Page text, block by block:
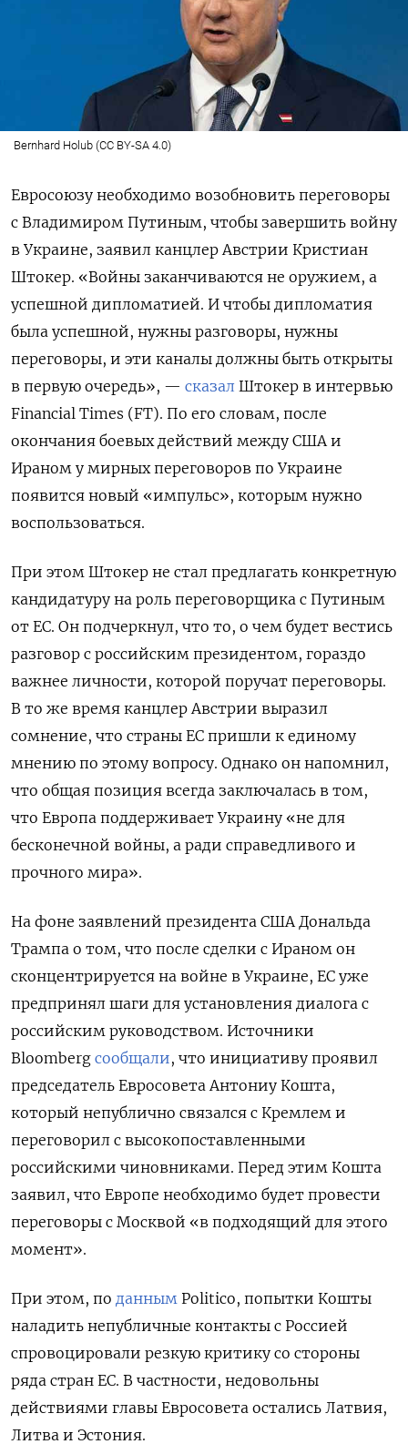
Bernhard Holub (CC BY-SA 4.0)
Евросоюзу необходимо возобновить переговоры
с Владимиром Путиным, чтобы завершить войну
в Украине, заявил канцлер Австрии Кристиан
Штокер. «Войны заканчиваются не оружием, а
успешной дипломатией. И чтобы дипломатия
была успешной, нужны разговоры, нужны
переговоры, и эти каналы должны быть открыты
в первую очередь», — сказал Штокер в интервью
Financial Times (FT). По его словам, после
окончания боевых действий между США и
Ираном у мирных переговоров по Украине
появится новый «импульс», которым нужно
воспользоваться.
При этом Штокер не стал предлагать конкретную
кандидатуру на роль переговорщика с Путиным
от ЕС. Он подчеркнул, что то, о чем будет вестись
разговор с российским президентом, гораздо
важнее личности, которой поручат переговоры.
В то же время канцлер Австрии выразил
сомнение, что страны ЕС пришли к единому
мнению по этому вопросу. Однако он напомнил,
что общая позиция всегда заключалась в том,
что Европа поддерживает Украину «не для
бесконечной войны, а ради справедливого и
прочного мира».
На фоне заявлений президента США Дональда
Трампа о том, что после сделки с Ираном он
сконцентрируется на войне в Украине, ЕС уже
предпринял шаги для установления диалога с
российским руководством. Источники
Bloomberg сообщали, что инициативу проявил
председатель Евросовета Антониу Кошта,
который непублично связался с Кремлем и
переговорил с высокопоставленными
российскими чиновниками. Перед этим Кошта
заявил, что Европе необходимо будет провести
переговоры с Москвой «в подходящий для этого
момент».
При этом, по данным Politico, попытки Кошты
наладить непубличные контакты с Россией
спровоцировали резкую критику со стороны
ряда стран ЕС. В частности, недовольны
действиями главы Евросовета остались Латвия,
Литва и Эстония.